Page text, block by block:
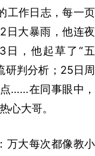
工作日志，每一页
日大暴雨，他连夜
日，他起草了“五
研判分析；25日周
……在同事眼中，
心大哥。
：万大每次都像教小